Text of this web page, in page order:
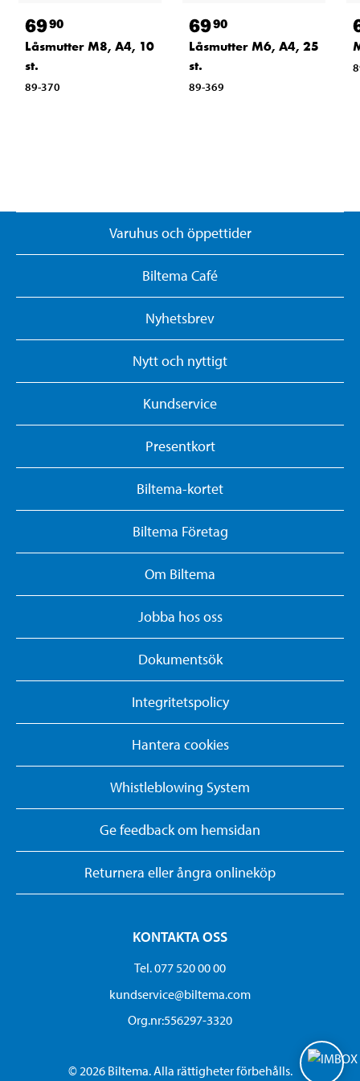
6990
Låsmutter M8, A4, 10
st.
89-370
6990
Låsmutter M6, A4, 25
st.
89-369
Varuhus och öppettider
Biltema Café
Nyhetsbrev
Nytt och nyttigt
Kundservice
Presentkort
Biltema-kortet
Biltema Företag
Om Biltema
Jobba hos oss
Dokumentsök
Integritetspolicy
Hantera cookies
Whistleblowing System
Ge feedback om hemsidan
Returnera eller ångra onlineköp
KONTAKTA OSS
Tel. 077 520 00 00
kundservice@biltema.com
Org.nr:556297-3320
© 2026 Biltema. Alla rättigheter förbehålls.